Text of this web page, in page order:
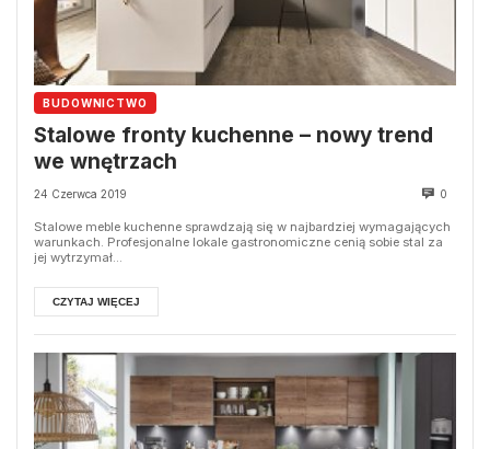
BUDOWNICTWO
Stalowe fronty kuchenne – nowy trend
we wnętrzach
24 Czerwca 2019 0
Stalowe meble kuchenne sprawdzają się w najbardziej wymagających
warunkach. Profesjonalne lokale gastronomiczne cenią sobie stal za
jej wytrzymał...
CZYTAJ WIĘCEJ